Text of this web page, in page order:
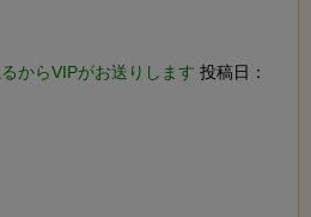
からVIPがお送りします 投稿日：